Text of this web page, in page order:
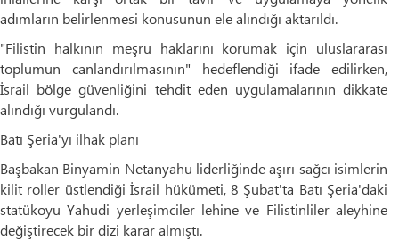
adımların belirlenmesi konusunun ele alındığı aktarıldı.
"Filistin halkının meşru haklarını korumak için uluslararası
toplumun canlandırılmasının" hedeflendiği ifade edilirken,
İsrail bölge güvenliğini tehdit eden uygulamalarının dikkate
alındığı vurgulandı.
Batı Şeria'yı ilhak planı
Başbakan Binyamin Netanyahu liderliğinde aşırı sağcı isimlerin
kilit roller üstlendiği İsrail hükümeti, 8 Şubat'ta Batı Şeria'daki
statükoyu Yahudi yerleşimciler lehine ve Filistinliler aleyhine
değiştirecek bir dizi karar almıştı.